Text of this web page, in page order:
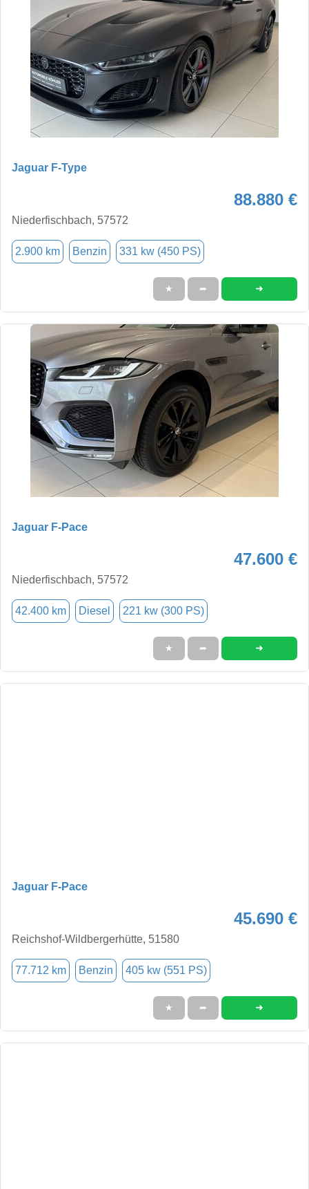
Jaguar F-Type
88.880 €
Niederfischbach, 57572
2.900 km Benzin 331 kw (450 PS)
★ ➦ ➜
Jaguar F-Pace
47.600 €
Niederfischbach, 57572
42.400 km Diesel 221 kw (300 PS)
★ ➦ ➜
Jaguar F-Pace
45.690 €
Reichshof-Wildbergerhütte, 51580
77.712 km Benzin 405 kw (551 PS)
★ ➦ ➜